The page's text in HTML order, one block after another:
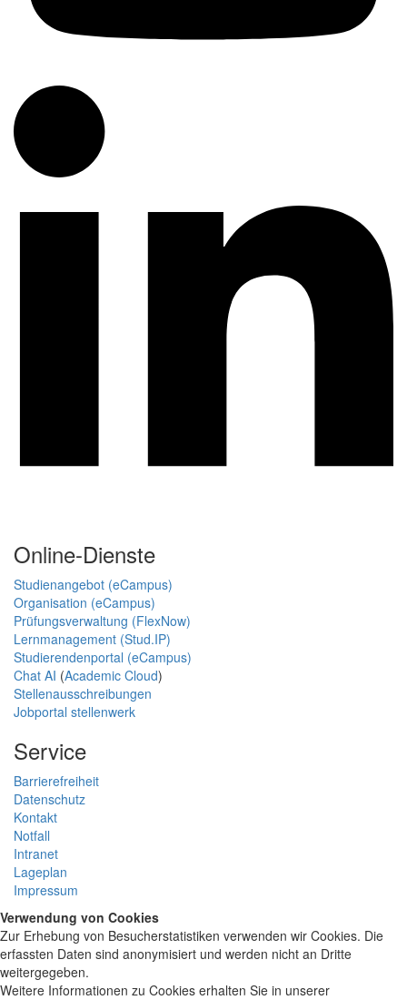
Online-Dienste
Studienangebot (eCampus)
Organisation (eCampus)
Prüfungsverwaltung (FlexNow)
Lernmanagement (Stud.IP)
Studierendenportal (eCampus)
Chat AI (Academic Cloud)
Stellenausschreibungen
Jobportal stellenwerk
Service
Barrierefreiheit
Datenschutz
Kontakt
Notfall
Intranet
Lageplan
Impressum
Verwendung von Cookies
Zur Erhebung von Besucherstatistiken verwenden wir Cookies. Die
erfassten Daten sind anonymisiert und werden nicht an Dritte
weitergegeben.
Weitere Informationen zu Cookies erhalten Sie in unserer